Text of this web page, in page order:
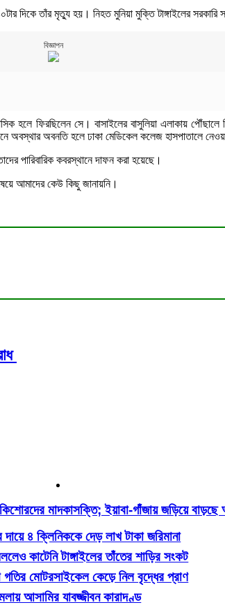
তাঁর মৃত্যু হয়। নিহত মুনিয়া মুক্তি টাঙ্গাইলের সরকারি
বিজ্ঞাপন
হলে ফিরছিলেন সে। বাসাইলের বাসুলিয়া এলাকায়
অবস্থার অবনতি হলে ঢাকা মেডিকেল কলেজ হাসপাতালে
পারিবারিক কবরস্থানে দাফন করা হয়েছে।
আমাদের কেউ কিছু জানায়নি।
কিশোরদের মাদকাসক্তি; ইয়াবা-গাঁজায় জড়িয়ে বাড়ছে
দায়ে ৪ ক্লিনিককে দেড় লাখ টাকা জরিমানা
কাটেনি টাঙ্গাইলের তাঁতের শাড়ির সংকট
গতির মোটরসাইকেল কেড়ে নিল বৃদ্ধের প্রাণ
আসামির যাবজ্জীবন কারাদণ্ড